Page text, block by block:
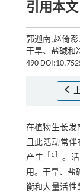
引用本文
郭迦南,赵倚
干旱、盐碱和
490
在植物生长发
且此活动常伴
产生
1
。
用。干旱、盐
衡和大量活性